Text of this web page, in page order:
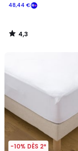
48,44 €
4,3
/
-10% DÈS 2*